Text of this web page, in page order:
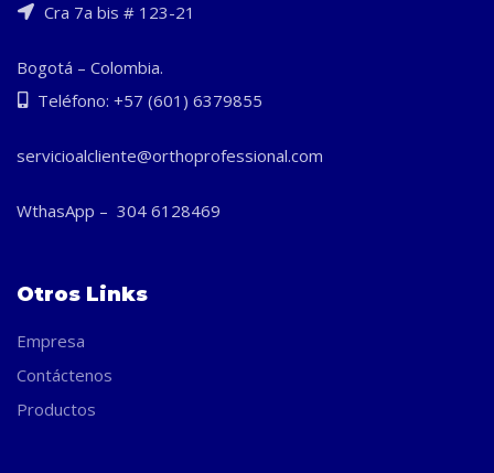
Cra 7a bis # 123-21
Bogotá – Colombia.
Teléfono: +57 (601) 6379855
servicioalcliente@orthoprofessional.com
WthasApp – 304 6128469
Otros Links
Empresa
Contáctenos
Productos